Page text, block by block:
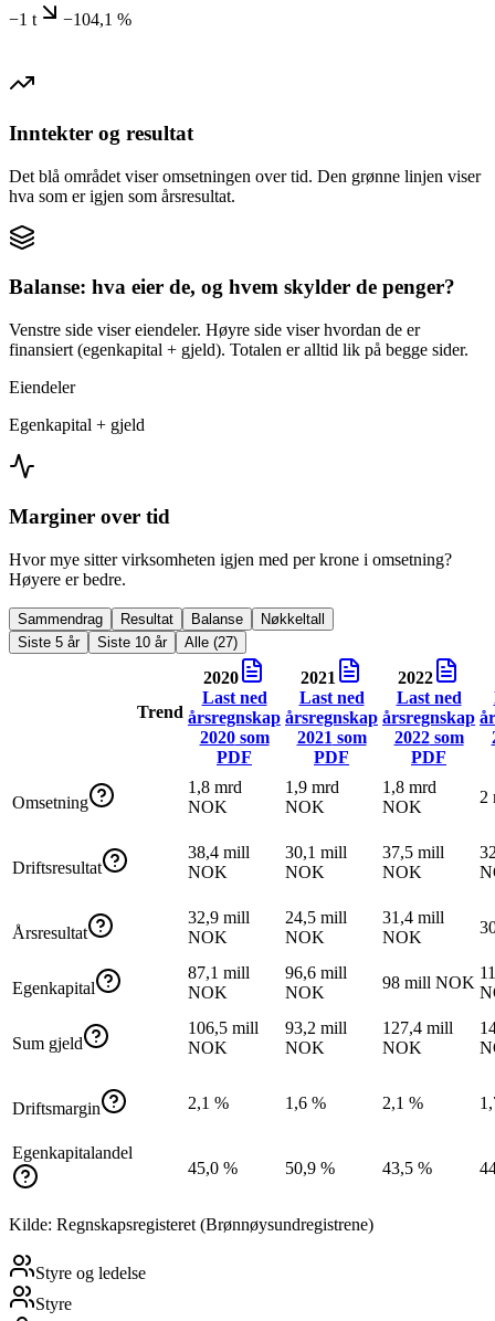
−1 t
−104,1 %
Inntekter og resultat
Det blå området viser omsetningen over tid. Den grønne linjen viser
hva som er igjen som årsresultat.
Balanse: hva eier de, og hvem skylder de penger?
Venstre side viser eiendeler. Høyre side viser hvordan de er
finansiert (egenkapital + gjeld). Totalen er alltid lik på begge sider.
Eiendeler
Egenkapital + gjeld
Marginer over tid
Hvor mye sitter virksomheten igjen med per krone i omsetning?
Høyere er bedre.
Sammendrag Resultat Balanse
Nøkkeltall
Siste 5 år
Siste 10 år Alle (27)
Trend
2020
Last ned
årsregnskap
2020som
PDF
2021
Last ned
årsregnskap
2021 som
PDF
2022
Last ned
årsregnskap
2022som
PDF
Omsetning
1,8 mrd
NOK
1,9 mrd
NOK
1,8 mrd
NOK
2
Driftsresultat
38,4 mill
NOK
30,1 mill
NOK
37,5 mill
NOK
Årsresultat
32,9 mill
NOK
24,5 mill
NOK
31,4 mill
NOK
Egenkapital
87,1 mill
NOK
96,6 mill
NOK
98 mill NOK
Sum gjeld
106,5 mill
NOK
93,2 mill
NOK
127,4 mill
NOK
Driftsmargin 2,1 % 1,6 % 2,1 %
Egenkapitalandel
45,0 %
50,9 % 43,5 %
Kilde: Regnskapsregisteret (Brønnøysundregistrene)
Styre og ledelse
Styre